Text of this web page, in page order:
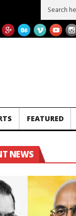
බාල බව හෙලිවේ
FEATURED
NEWS